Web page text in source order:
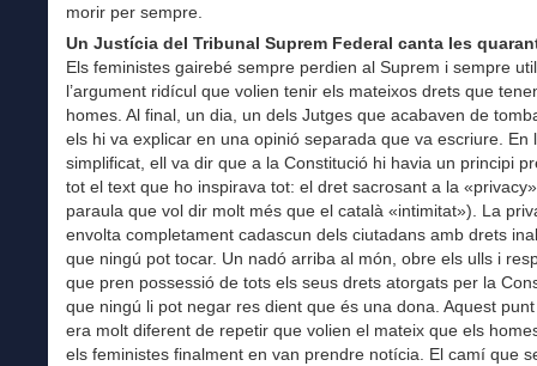
morir per sempre.
Un Justícia del Tribunal Suprem Federal canta les
Els feministes gairebé sempre perdien al Suprem i sempre
l’argument ridícul que volien tenir els mateixos drets que
homes. Al final, un dia, un dels Jutges que acabaven de
els hi va explicar en una opinió separada que va escriure. En
simplificat, ell va dir que a la Constitució hi havia un principi
tot el text que ho inspirava tot: el dret sacrosant a la
paraula que vol dir molt més que el català «intimitat»). La
envolta completament cadascun dels ciutadans amb drets
que ningú pot tocar. Un nadó arriba al món, obre els ulls i
que pren possessió de tots els seus drets atorgats per la
que ningú li pot negar res dient que és una dona. Aquest
era molt diferent de repetir que volien el mateix que els
els feministes finalment en van prendre notícia. El camí que